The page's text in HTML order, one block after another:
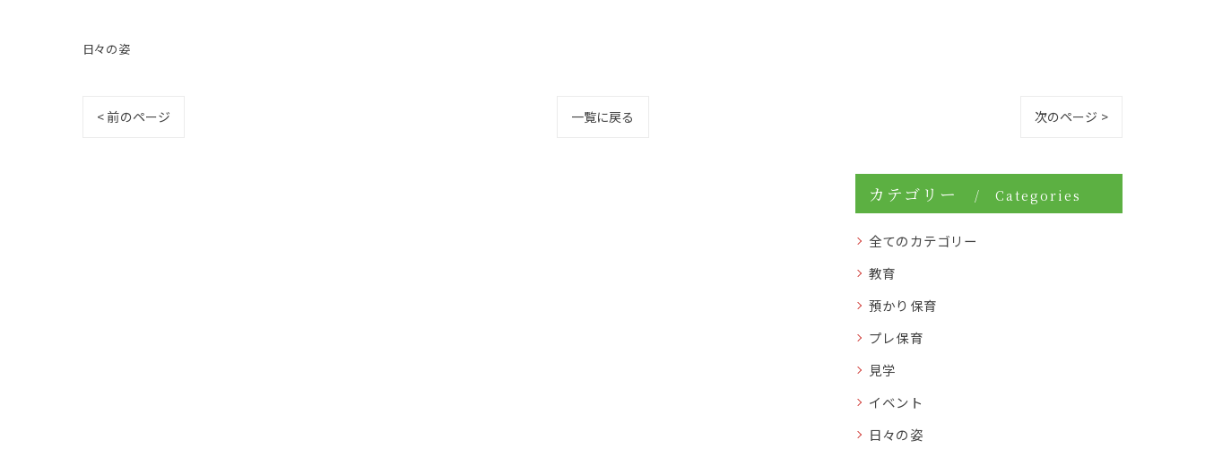
日々の姿
< 前のページ 一覧に戻る 次のページ >
カテゴリー Categories
全てのカテゴリー
教育
預かり保育
プレ保育
見学
イベント
日々の姿